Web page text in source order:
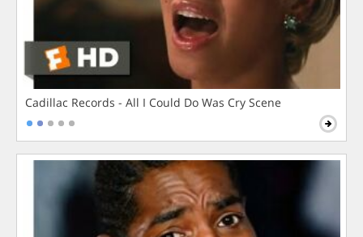
Cadillac Records - All I Could Do Was Cry Scene